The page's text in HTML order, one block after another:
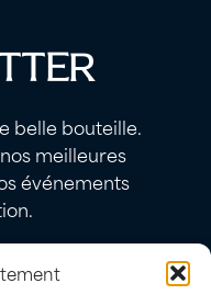
belle bouteille.
meilleures
événements